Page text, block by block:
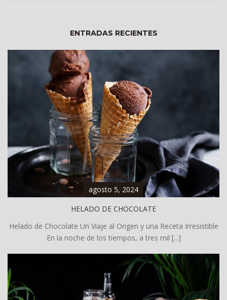
ENTRADAS RECIENTES
agosto 5, 2024
HELADO DE CHOCOLATE
Helado de Chocolate Un Viaje al Origen y una Receta Irresistible
En la noche de los tiempos, a tres mil [...]